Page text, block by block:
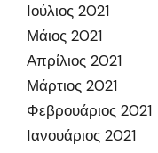
Ιούλιος 2021
Μάιος 2021
Απρίλιος 2021
Μάρτιος 2021
Φεβρουάριος 2021
Ιανουάριος 2021